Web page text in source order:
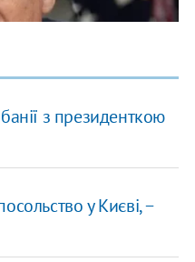
з президенткою
у Києві, −